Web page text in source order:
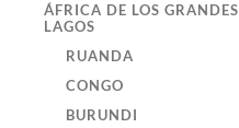
ÁFRICA DE LOS GRANDES
LAGOS
RUANDA
CONGO
BURUNDI